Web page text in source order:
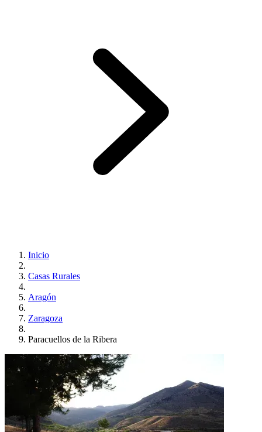
Inicio
Casas Rurales
Aragón
Zaragoza
Paracuellos de la Ribera